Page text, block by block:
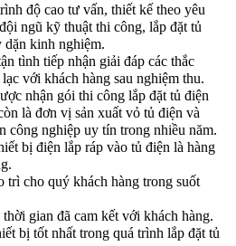
độ cao tư vấn, thiết kế theo yêu
ngũ kỹ thuật thi công, lắp đặt tủ
dặn kinh nghiệm.
tình tiếp nhận giải đáp các thắc
với khách hàng sau nghiệm thu.
nhận gói thi công lắp đặt tủ điện
là đơn vị sản xuất vỏ tủ điện và
công nghiệp uy tín trong nhiều năm.
bị điện lắp ráp vào tủ điện là hàng
trì cho quý khách hàng trong suốt
gian đã cam kết với khách hàng.
bị tốt nhất trong quá trình lắp đặt tủ